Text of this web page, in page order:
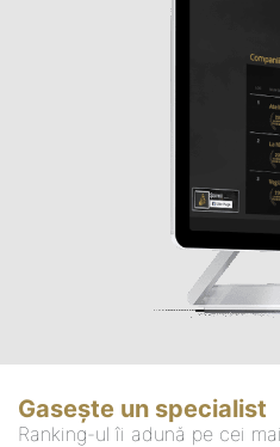
Gasește un specialist
Ranking-ul îi adună pe cei